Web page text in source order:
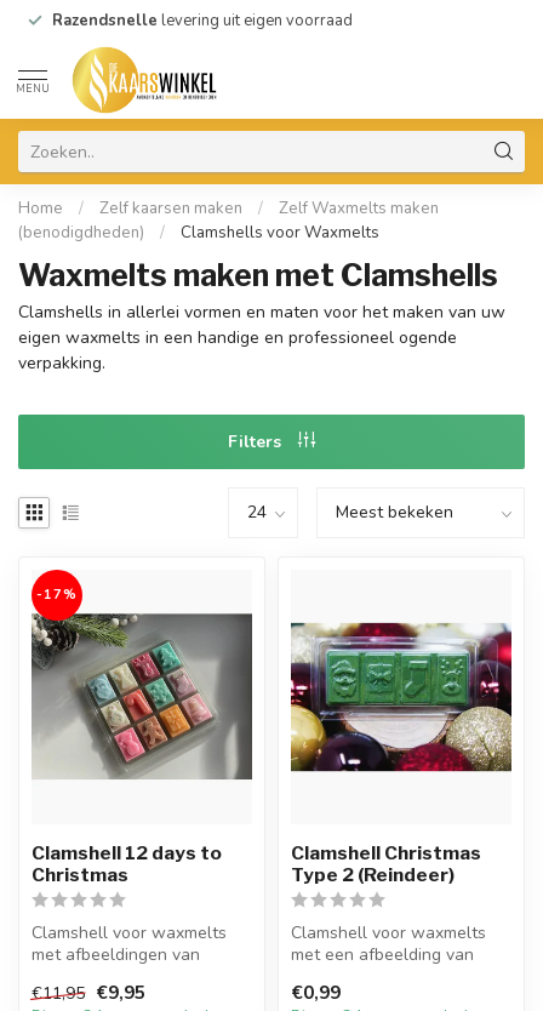
Razendsnelle levering uit eigen voorraad
MENU
Home / Zelf kaarsen maken /
Zelf Waxmelts maken
(benodigdheden)
/ Clamshells voor Waxmelts
Waxmelts maken met Clamshells
Clamshells in allerlei vormen en maten voor het maken van uw
eigen waxmelts in een handige en professioneel ogende
verpakking.
Filters
-17%
Clamshell 12 days to
Christmas
Clamshell voor waxmelts
met afbeeldingen van
days to Ch...
€11,95 €9,95
Clamshell Christmas
Type 2 (Reindeer)
Clamshell voor waxmelts
met een afbeelding van
Doorzichtig...
€0,99